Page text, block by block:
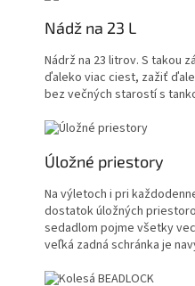
Nádž na 23 L
Nádrž na 23 litrov. S takou
ďaleko viac ciest, zažiť
bez večných starostí s
Úložné priestory
Na výletoch i pri
dostatok úložných
sedadlom pojme všetky
veľká zadná schránka je